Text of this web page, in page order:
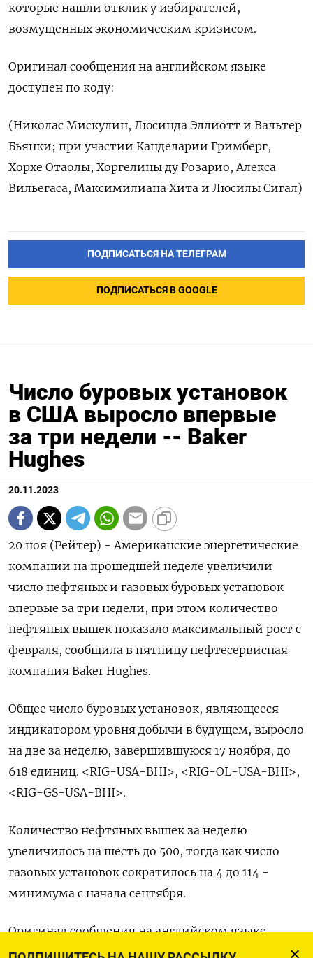
которые нашли отклик у избирателей,
возмущенных экономическим кризисом.
Оригинал сообщения на английском языке
доступен по коду:
(Николас Мискулин, Люсинда Эллиотт и Вальтер
Бьянки; при участии Канделарии Гримберг,
Хорхе Отаолы, Хоргелины ду Розарио, Алекса
Вильегаса, Максимилиана Хита и Люсилы Сигал)
ПОДПИСАТЬСЯ НА ТЕЛЕГРАМ
ПОДПИСАТЬСЯ В GOOGLE
Число буровых установок
в США выросло впервые
за три недели -- Baker
Hughes
20.11.2023
20 ноя (Рейтер) - Американские энергетические
компании на прошедшей неделе увеличили
число нефтяных и газовых буровых установок
впервые за три недели, при этом количество
нефтяных вышек показало максимальный рост с
февраля, сообщила в пятницу нефтесервисная
компания Baker Hughes.
Общее число буровых установок, являющееся
индикатором уровня добычи в будущем, выросло
на две за неделю, завершившуюся 17 ноября, до
618 единиц. <RIG-USA-BHI>, <RIG-OL-USA-BHI>,
<RIG-GS-USA-BHI>.
Количество нефтяных вышек за неделю
увеличилось на шесть до 500, тогда как число
газовых установок сократилось на 4 до 114 -
минимума с начала сентября.
Оригинал сообщения на английском языке
доступен по коду (Скотт ДиСавино)